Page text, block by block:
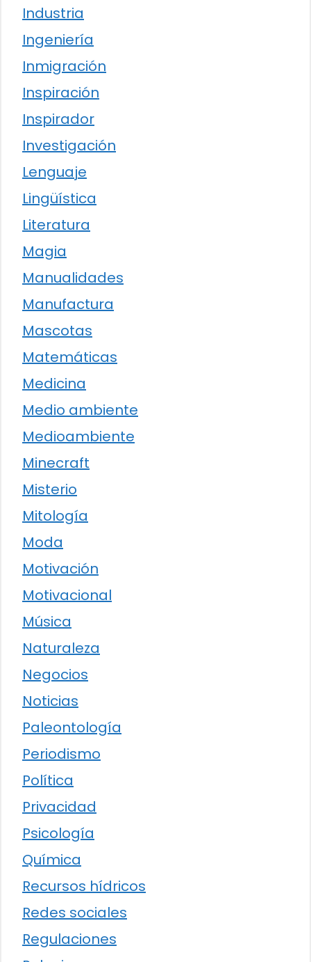
Industria
Ingeniería
Inmigración
Inspiración
Inspirador
Investigación
Lenguaje
Lingüística
Literatura
Magia
Manualidades
Manufactura
Mascotas
Matemáticas
Medicina
Medio ambiente
Medioambiente
Minecraft
Misterio
Mitología
Moda
Motivación
Motivacional
Música
Naturaleza
Negocios
Noticias
Paleontología
Periodismo
Política
Privacidad
Psicología
Química
Recursos hídricos
Redes sociales
Regulaciones